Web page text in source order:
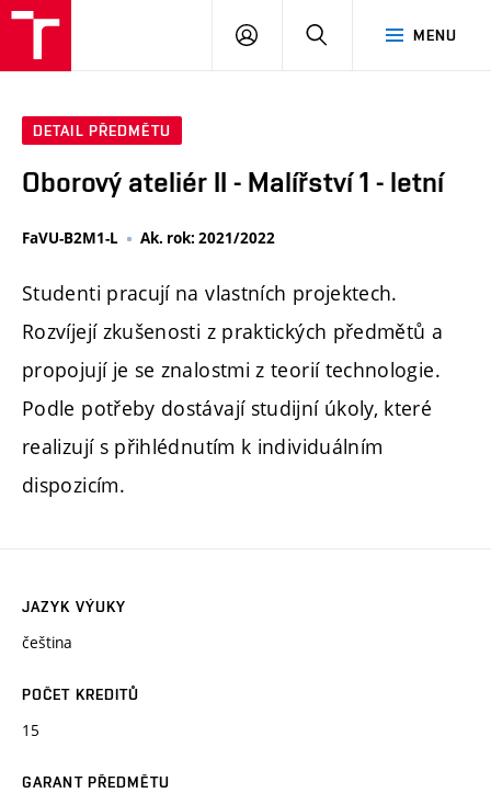
MENU
PŘIHLÁSIT
DETAIL PŘEDMĚTU
Oborový ateliér II - Malířství 1 - letní
FaVU-B2M1-L Ak. rok: 2021/2022
Studenti pracují na vlastních projektech.
Rozvíjejí zkušenosti z praktických předmětů a
propojují je se znalostmi z teorií technologie.
Podle potřeby dostávají studijní úkoly, které
realizují s přihlédnutím k individuálním
dispozicím.
JAZYK VÝUKY
čeština
POČET KREDITŮ
15
GARANT PŘEDMĚTU